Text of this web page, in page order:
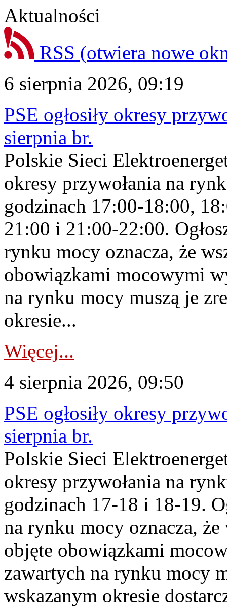
Aktualności
RSS (otwiera nowe
6 sierpnia 2026, 09:19
PSE ogłosiły okresy
sierpnia br.
Polskie Sieci
okresy przywołania na
godzinach 17:00-18:00,
21:00 i 21:00-22:00.
rynku mocy oznacza, że
obowiązkami mocowymi
na rynku mocy muszą je
okresie...
Więcej...
4 sierpnia 2026, 09:50
PSE ogłosiły okresy
sierpnia br.
Polskie Sieci
okresy przywołania na
godzinach 17-18 i 18-19.
na rynku mocy oznacza,
objęte obowiązkami
zawartych na rynku mocy
wskazanym okresie